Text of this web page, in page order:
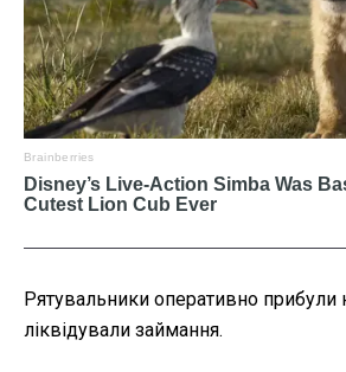
Рятувальники оперативно прибули
ліквідували займання.